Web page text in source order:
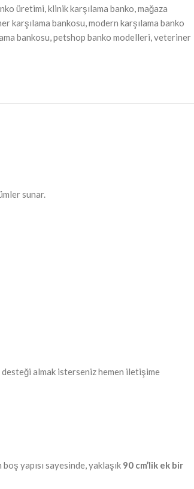
üretimi,klinik karşılama banko,mağaza
karşılama bankosu,modern karşılama banko
bankosu,petshop banko modelleri,veteriner
sunar.
almak isterseniz hemen iletişime
yapısı sayesinde, yaklaşık 90 cm’lik ek bir